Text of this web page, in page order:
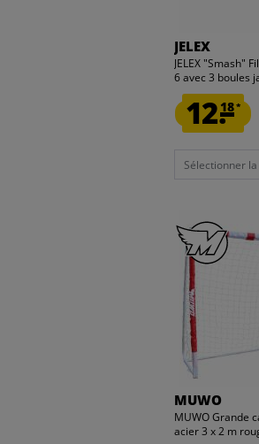
JELEX
JELEX "Smash"
6 avec 3 boules
12.18*
Sélectionner
MUWO
MUWO Grande
acier 3 x 2 m